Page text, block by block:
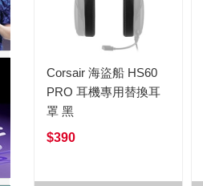
Corsair 海盜船 HS60
PRO 耳機專用替換耳
罩 黑
$390